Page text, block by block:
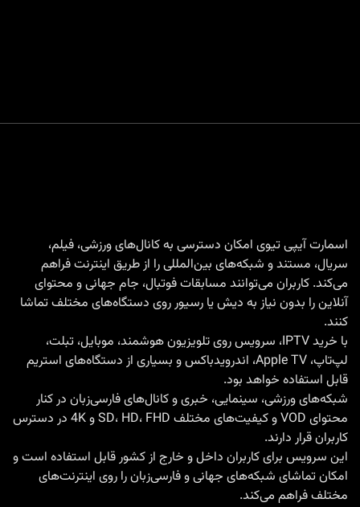
اسمارت آیپی تیوی امکان دسترسی به کانال‌های ورزشی، فیلم،
سریال، مستند و شبکه‌های بین‌المللی را از طریق اینترنت فراهم
می‌کند. کاربران می‌توانند مسابقات فوتبال، جام جهانی و محتوای
آنلاین را بدون نیاز به دیش یا رسیور روی دستگاه‌های مختلف تماشا
کنند.
با خرید IPTV
، سرویس روی تلویزیون هوشمند، موبایل، تبلت،
لپ‌تاپ، Apple TV، اندرویدباکس و بسیاری از دستگاه‌های استریم
قابل استفاده خواهد بود.
شبکه‌های ورزشی، سینمایی، خبری و کانال‌های فارسی‌زبان در کنار
محتوای VOD و کیفیت‌های مختلف SD، HD، FHD و 4K در دسترس
کاربران قرار دارند.
این سرویس برای کاربران داخل و خارج از کشور قابل استفاده است و
امکان تماشای شبکه‌های جهانی و فارسی‌زبان را روی اینترنت‌های
مختلف فراهم می‌کند.